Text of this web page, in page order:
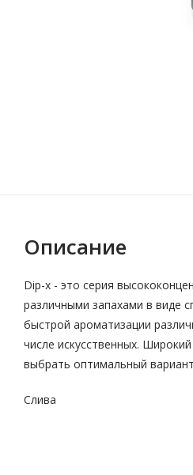
Описание
Dip-x - это серия
различными запахами в виде
быстрой ароматизации
числе искусственных.
выбрать оптимальный
Слива